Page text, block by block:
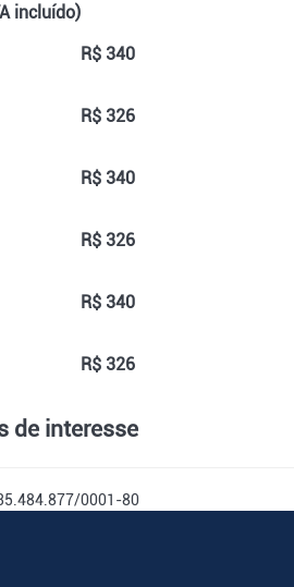
incluído)
R$ 340
R$ 326
R$ 340
R$ 326
R$ 340
R$ 326
de interesse
0001-80